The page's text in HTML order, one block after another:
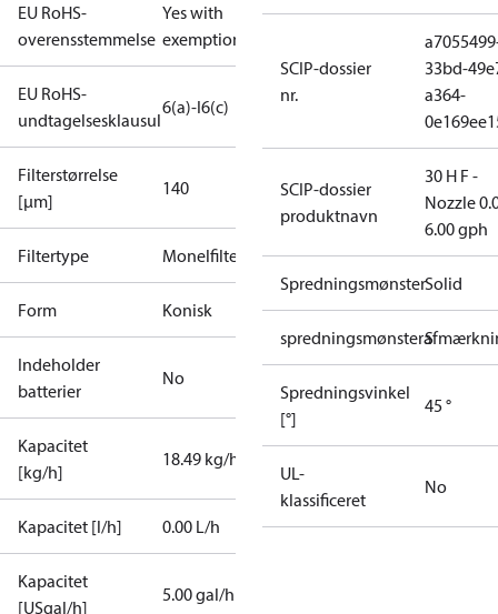
EU RoHS-
overensstemmelse
Yes with
exemptions
EU RoHS-
undtagelsesklausul
6(a)-I6(c)
Filterstørrelse
[µm]
140
Filtertype Monelfilter
Form Konisk
Indeholder
batterier
No
Kapacitet
[kg/h]
18.49 kg/h
Kapacitet [l/h] 0.00 L/h
Kapacitet
[USgal/h]
5.00 gal/h
SCIP-dossier
nr.
33bd-
a364-
SCIP-dossier
produktnavn
30 H F -
Nozzle
6.00 gph
SpredningsmønsterSolid
S
Spredningsvinkel
[°]
45 °
UL-
klassificeret
No